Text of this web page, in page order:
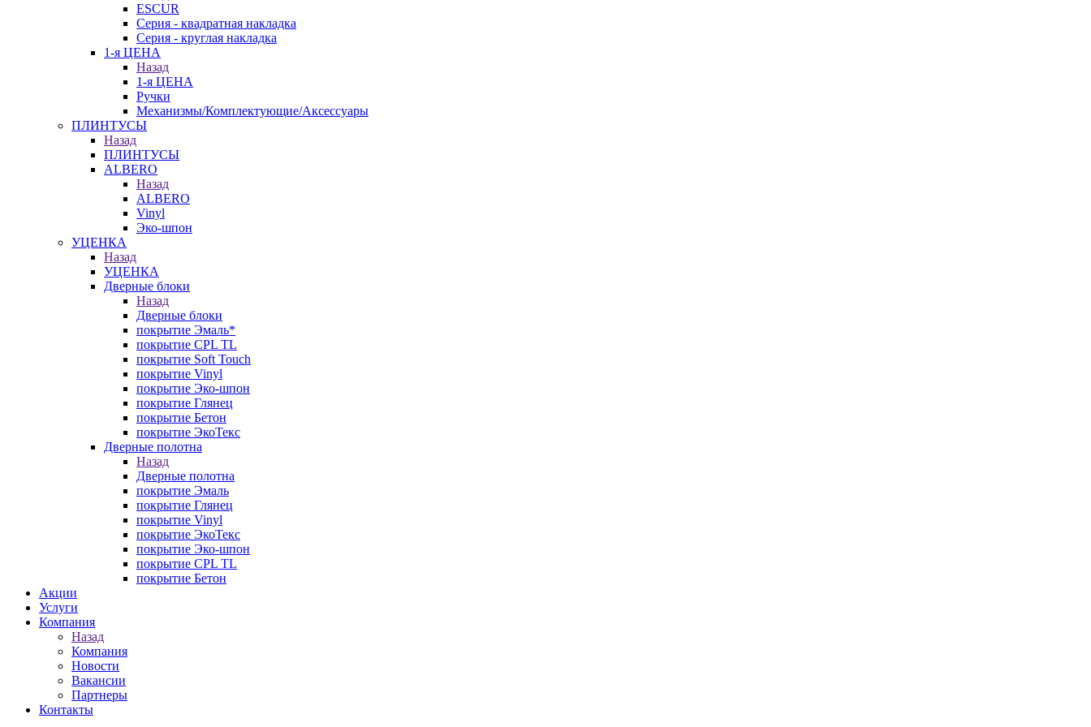
ESCUR
Серия - квадратная накладка
Серия - круглая накладка
1-я ЦЕНА
Назад
1-я ЦЕНА
Ручки
Механизмы/Комплектующие/Аксессуары
ПЛИНТУСЫ
Назад
ПЛИНТУСЫ
ALBERO
Назад
ALBERO
Vinyl
Эко-шпон
УЦЕНКА
Назад
УЦЕНКА
Дверные блоки
Назад
Дверные блоки
покрытие Эмаль*
покрытие CPL TL
покрытие Soft Touch
покрытие Vinyl
покрытие Эко-шпон
покрытие Глянец
покрытие Бетон
покрытие ЭкоТекс
Дверные полотна
Назад
Дверные полотна
покрытие Эмаль
покрытие Глянец
покрытие Vinyl
покрытие ЭкоТекс
покрытие Эко-шпон
покрытие CPL TL
покрытие Бетон
Акции
Услуги
Компания
Назад
Компания
Новости
Вакансии
Партнеры
Контакты